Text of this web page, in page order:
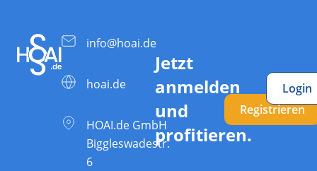
info@hoai.de
hoai.de
HOAI.de GmbH
Biggleswadestr.
6
Jetzt
anmelden
und
profitieren.
Registrieren
Login